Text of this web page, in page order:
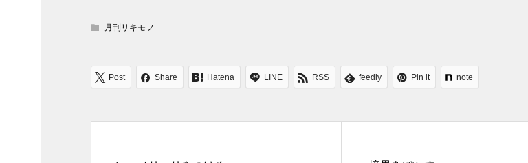
月刊リキモフ
Post Share Hatena LINE RSS feedly Pin it note